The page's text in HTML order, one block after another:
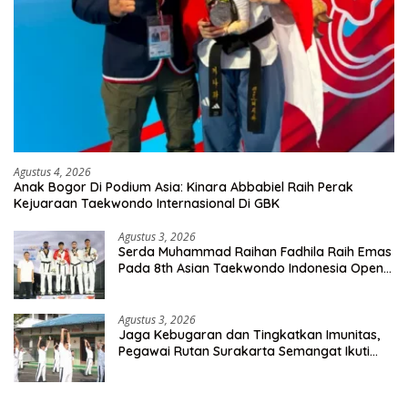
Agustus 4, 2026
Anak Bogor Di Podium Asia: Kinara Abbabiel Raih Perak
Kejuaraan Taekwondo Internasional Di GBK
Agustus 3, 2026
Serda Muhammad Raihan Fadhila Raih Emas
Pada 8th Asian Taekwondo Indonesia Open
Agustus 3, 2026
Jaga Kebugaran dan Tingkatkan Imunitas,
Pegawai Rutan Surakarta Semangat Ikuti